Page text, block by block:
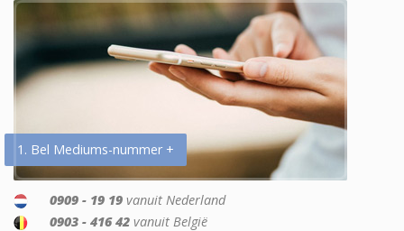
1. Bel Mediums-nummer +
0909 - 19 19 vanuit Nederland
0903 - 416 42 vanuit België